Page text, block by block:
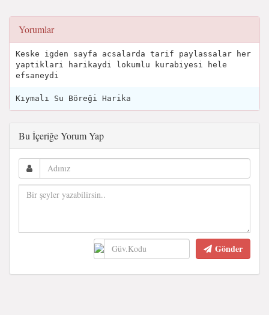
Yorumlar
Keske igden sayfa acsalarda tarif paylassalar her
yaptiklari harikaydi lokumlu kurabiyesi hele
efsaneydi
Kıymalı Su Böreği Harika
Bu İçeriğe Yorum Yap
Gönder